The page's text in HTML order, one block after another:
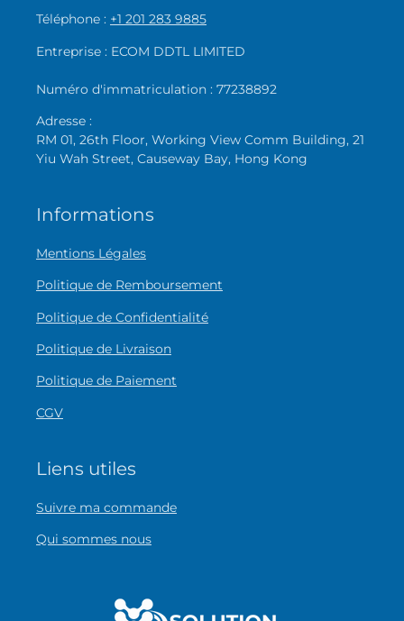
Téléphone : +1 201 283 9885
Entreprise : ECOM DDTL LIMITED
Numéro d'immatriculation : 77238892
Adresse :
RM 01, 26th Floor, Working View Comm Building, 21
Yiu Wah Street, Causeway Bay, Hong Kong
Informations
Mentions Légales
Politique de Remboursement
Politique de Confidentialité
Politique de Livraison
Politique de Paiement
CGV
Liens utiles
Suivre ma commande
Qui sommes nous